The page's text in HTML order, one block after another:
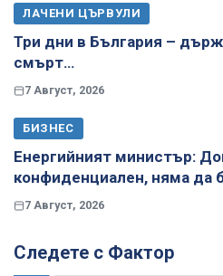
ЛАЧЕНИ ЦЪРВУЛИ
Три дни в България –
смърт…
7 Август, 2026
БИЗНЕС
Енергийният министър:
конфиденциален, няма да
7 Август, 2026
Следете с Фактор